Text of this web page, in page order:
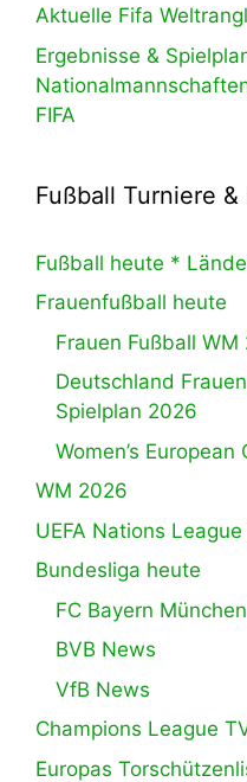
Aktuelle Fifa
Ergebnisse &
FIFA
Fußball Turniere &
Fußball heute *
Frauenfußball heute
Frauen Fußball
Deutschland
Spielplan 2026
Women’s
WM 2026
UEFA Nations
Bundesliga heute
FC Bayern
BVB News
VfB News
Champions League
Europas